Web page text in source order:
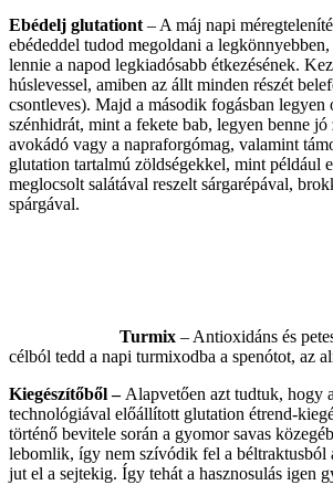
Ebédelj glutationt – A máj napi
ebédeddel tudod megoldani a
lennie a napod legkiadósabb étkezésének.
húslevessel, amiben az állt minden részét
csontleves). Majd a második fogásban legyen
szénhidrát, mint a fekete bab, legyen benne
avokádó vagy a napraforgómag, valamint
glutation tartalmú zöldségekkel, mint például
meglocsolt salátával reszelt sárgarépával,
spárgával.
Turmix – Antioxidáns és
célból tedd a napi turmixodba a spenótot, az
Kiegészítőből – Alapvetően azt tudtuk, hogy
technológiával előállított glutation étrend-
történő bevitele során a gyomor savas
lebomlik, így nem szívódik fel a béltraktusból
jut el a sejtekig. Így tehát a hasznosulás igen